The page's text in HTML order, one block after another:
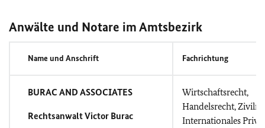
Anwälte und Notare im Amtsbezirk
Name und Anschrift Fachrichtung
BURAC AND ASSOCIATES
Rechtsanwalt Victor Burac
Wirtschaftsrecht,
Handelsrecht,
Internationales